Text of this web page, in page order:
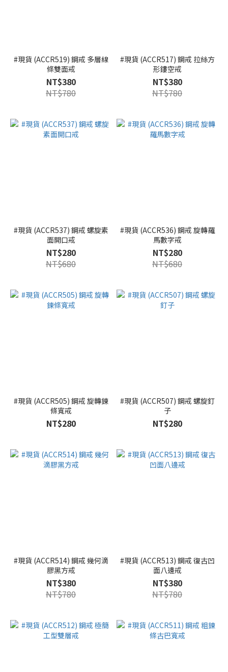
#現貨 (ACCR519) 鋼戒 多層線
條雙面戒
NT$380
NT$780
#現貨 (ACCR517) 鋼戒 拉絲方
形鏤空戒
NT$380
NT$780
#現貨 (ACCR537) 鋼戒 螺旋素
面開口戒
NT$280
NT$680
#現貨 (ACCR536) 鋼戒 旋轉羅
馬數字戒
NT$280
NT$680
#現貨 (ACCR505) 鋼戒 旋轉鍊
條寬戒
NT$280
#現貨 (ACCR507) 鋼戒 螺旋釘
子
NT$280
#現貨 (ACCR514) 鋼戒 幾何滴
膠黑方戒
NT$380
NT$780
#現貨 (ACCR513) 鋼戒 復古凹
面八邊戒
NT$380
NT$780